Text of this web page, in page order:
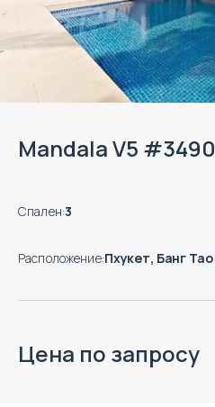
Mandala V5 #3490
Спален:3
Расположение:Пхукет, Банг Тао
Цена по запросу